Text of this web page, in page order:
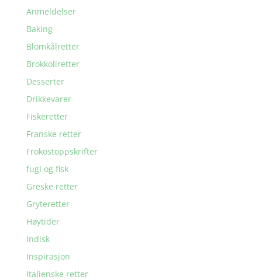
Anmeldelser
Baking
Blomkålretter
Brokkoliretter
Desserter
Drikkevarer
Fiskeretter
Franske retter
Frokostoppskrifter
fugl og fisk
Greske retter
Gryteretter
Høytider
Indisk
Inspirasjon
Italienske retter